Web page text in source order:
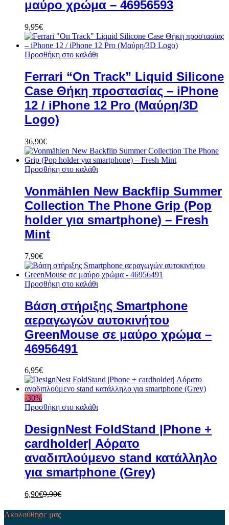
μαύρο χρώμα – 46956593
9,95€
Προσθήκη στο καλάθι
Ferrari “On Track” Liquid Silicone
Case Θήκη προστασίας – iPhone
12 / iPhone 12 Pro (Μαύρη/3D
Logo)
36,90€
Προσθήκη στο καλάθι
Vonmählen New Backflip Summer
Collection The Phone Grip (Pop
holder για smartphone) – Fresh
Mint
7,90€
Προσθήκη στο καλάθι
Βάση στήριξης Smartphone
αεραγωγών αυτοκινήτου
GreenMouse σε μαύρο χρώμα –
46956491
6,95€
-30%
Προσθήκη στο καλάθι
DesignNest FoldStand |Phone +
cardholder| Αόρατο
αναδιπλούμενο stand κατάλληλο
για smartphone (Grey)
6,90€9,90€
Ακολούθησε μας